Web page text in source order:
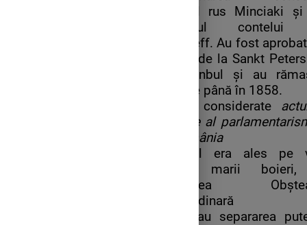
general rus Minciaki
prezidiul contelui
Kisseleff. Au fost
curțile de la Sankt
și Istanbul și au
vigoare până în 1858.
Pot fi considerate
naștere al
în România
Domnul era ales pe
dintre marii
Adunarea
Extraordinară
Stabileau separarea